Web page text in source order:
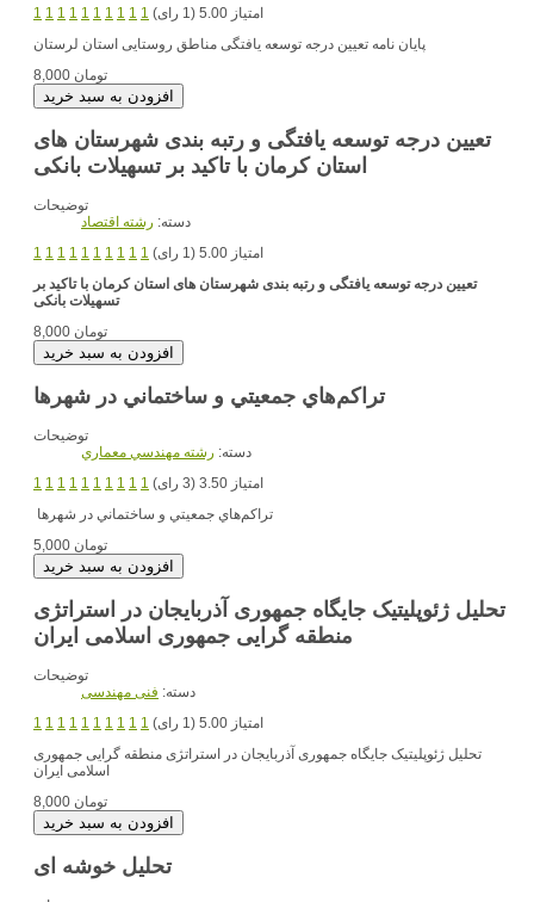
1 1 1 1 1 1 1 1 1 1
امتیاز 5.00 (1 رای)
8,000 تومان
تعیین درجه توسعه یافتگی و رتبه بندی شهرستان های
استان کرمان با تاکید بر تسهیلات بانکی
توضیحات
دسته: رشته اقتصاد
1 1 1 1 1 1 1 1 1 1
امتیاز 5.00 (1 رای)
تعیین درجه توسعه یافتگی و رتبه بندی شهرستان های استان کرمان با تاکید بر
تسهیلات بانکی
8,000 تومان
تراكم‌هاي جمعيتي و ساختماني در شهرها
توضیحات
دسته: رشته مهندسي معماري
1 1 1 1 1 1 1 1 1 1
امتیاز 3.50 (3 رای)
تراكم‌هاي جمعيتي و ساختماني در شهرها
5,000 تومان
تحلیل ژئوپلیتیک جایگاه جمهوری آذربایجان در استراتژی
منطقه گرایی جمهوری اسلامی ایران
توضیحات
دسته: فنی مهندسی
1 1 1 1 1 1 1 1 1 1
امتیاز 5.00 (1 رای)
تحلیل ژئوپلیتیک جایگاه جمهوری آذربایجان در استراتژی منطقه گرایی جمهوری
اسلامی ایران
8,000 تومان
تحلیل خوشه ای